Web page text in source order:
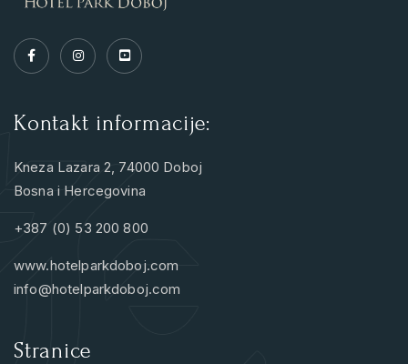
Kontakt informacije:
Kneza Lazara 2, 74000 Doboj
Bosna i Hercegovina
+387 (0) 53 200 800
www.hotelparkdoboj.com
info@hotelparkdoboj.com
Stranice